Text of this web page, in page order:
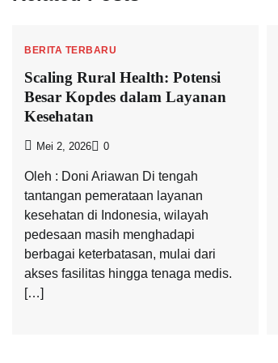
BERITA TERBARU
Scaling Rural Health: Potensi
Besar Kopdes dalam Layanan
Kesehatan
Mei 2, 2026 0
Oleh : Doni Ariawan Di tengah
tantangan pemerataan layanan
kesehatan di Indonesia, wilayah
pedesaan masih menghadapi
berbagai keterbatasan, mulai dari
akses fasilitas hingga tenaga medis.
[…]